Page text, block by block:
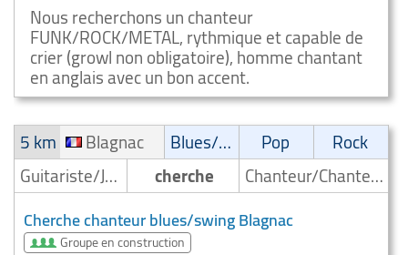
Nous recherchons un chanteur
FUNK/ROCK/METAL, rythmique et capable de
crier (growl non obligatoire), homme chantant
en anglais avec un bon accent.
5 km
Blagnac Blues/Swing Pop
Rock
Guitariste/Joueur de guitare
cherche Chanteur/Chanteuse
Cherche chanteur blues/swing Blagnac
Groupe en construction